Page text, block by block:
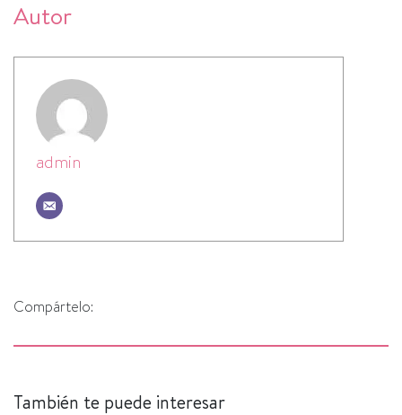
Autor
admin
Compártelo:
También te puede interesar